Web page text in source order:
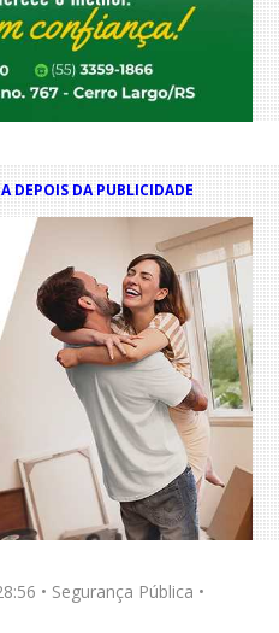
DEPOIS DA PUBLICIDADE
• Segurança Pública •